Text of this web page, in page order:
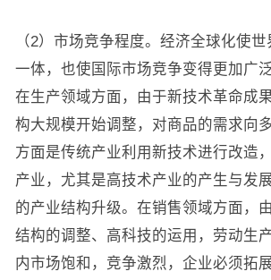
（2）市场竞争程度。经济全球化使
一体，也使国际市场竞争变得更加广
在生产领域方面，由于新技术革命成
构大规模开始调整，对商品的需求向
方面是传统产业利用新技术进行改造
产业，尤其是高技术产业的产生与发
的产业结构升级。在销售领域方面，
结构的调整、高科技的运用，劳动生
内市场饱和，竞争激烈，企业必须拓